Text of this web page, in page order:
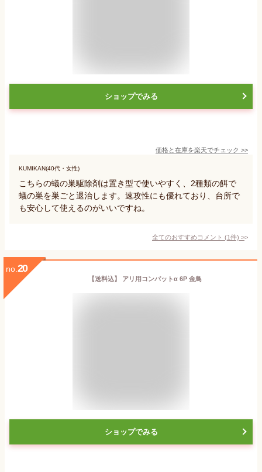
ショップでみる
価格と在庫を楽天でチェック >>
KUMIKAN(40代・女性)
こちらの蟻の巣駆除剤は置き型で使いやすく、2種類の餌で
蟻の巣を巣ごと退治します。速攻性にも優れており、台所で
も安心して使えるのがいいですね。
全てのおすすめコメント (1件) >
no. 20
【送料込】 アリ用コンバットα 6P 金鳥
ショップでみる